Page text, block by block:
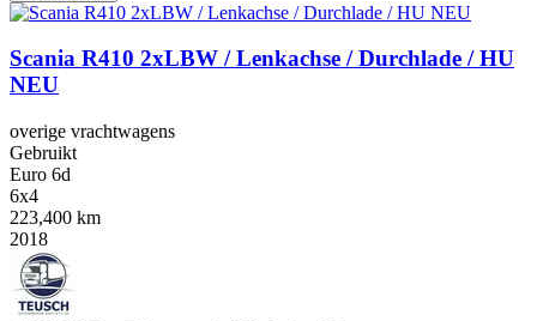
Scania R410 2xLBW / Lenkachse / Durchlade / HU
NEU
overige vrachtwagens
Gebruikt
Euro 6d
6x4
223,400 km
2018